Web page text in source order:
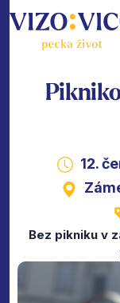
12.
Bez pikniku v